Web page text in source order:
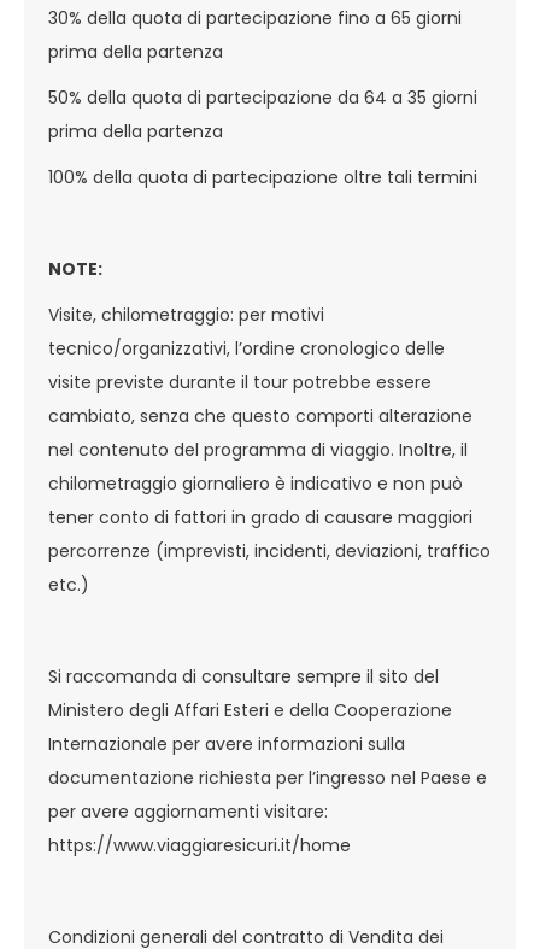
30% della quota di partecipazione fino a 65 giorni
prima della partenza
50% della quota di partecipazione da 64 a 35 giorni
prima della partenza
100% della quota di partecipazione oltre tali termini
NOTE:
Visite, chilometraggio: per motivi
tecnico/organizzativi, l’ordine cronologico delle
visite previste durante il tour potrebbe essere
cambiato, senza che questo comporti alterazione
nel contenuto del programma di viaggio. Inoltre, il
chilometraggio giornaliero è indicativo e non può
tener conto di fattori in grado di causare maggiori
percorrenze (imprevisti, incidenti, deviazioni, traffico
etc.)
Si raccomanda di consultare sempre il sito del
Ministero degli Affari Esteri e della Cooperazione
Internazionale per avere informazioni sulla
documentazione richiesta per l’ingresso nel Paese e
per avere aggiornamenti visitare:
https://www.viaggiaresicuri.it/home
Condizioni generali del contratto di Vendita dei